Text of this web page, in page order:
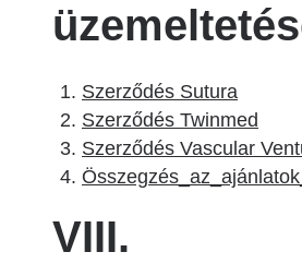
Szerződés Sutura
Szerződés Twinmed
Szerződés Vascular
VIII.